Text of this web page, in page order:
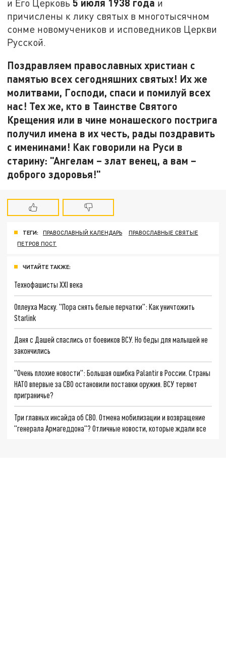
и Его Церковь
и
причислены к лику святых в многотысячном
сонме новомучеников и исповедников Церкви
Русской.
Поздравляем православных христиан с
памятью всех сегодняшних святых! Их же
молитвами, Господи, спаси и помилуй всех
нас! Тех же, кто в Таинстве Святого
Крещения или в чине монашеского пострига
получил имена в их честь, рады поздравить
с именинами! Как говорили на Руси в
старину: "Ангелам – злат венец, а вам –
доброго здоровья!"
ТЕГИ: ПРАВОСЛАВНЫЙ КАЛЕНДАРЬ
ПРАВОСЛАВНЫЕ СВЯТЫЕ
ПЕТРОВ ПОСТ
ЧИТАЙТЕ ТАКЖЕ:
Технофашисты XXI века
Оплеуха Маску. "Пора снять белые перчатки": Как уничтожить
Starlink
Даня с Дашей спаслись от боевиков ВСУ. Но беды для малышей не
закончились
"Очень плохие новости": Большая ошибка Palantir в России. Страны
НАТО впервые за СВО остановили поставки оружия. ВСУ теряют
приграничье?
Три главных инсайда об СВО. Отмена мобилизации и возвращение
"генерала Армагеддона"? Отличные новости, которые ждали все